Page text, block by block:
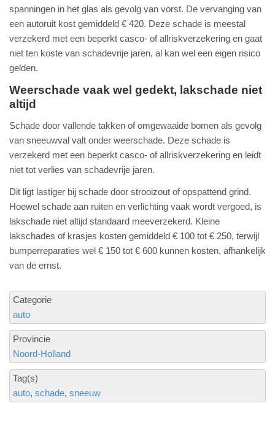
spanningen in het glas als gevolg van vorst. De vervanging van
een autoruit kost gemiddeld € 420. Deze schade is meestal
verzekerd met een beperkt casco- of allriskverzekering en gaat
niet ten koste van schadevrije jaren, al kan wel een eigen risico
gelden.
Weerschade vaak wel gedekt, lakschade niet
altijd
Schade door vallende takken of omgewaaide bomen als gevolg
van sneeuwval valt onder weerschade. Deze schade is
verzekerd met een beperkt casco- of allriskverzekering en leidt
niet tot verlies van schadevrije jaren.
Dit ligt lastiger bij schade door strooizout of opspattend grind.
Hoewel schade aan ruiten en verlichting vaak wordt vergoed, is
lakschade niet altijd standaard meeverzekerd. Kleine
lakschades of krasjes kosten gemiddeld € 100 tot € 250, terwijl
bumperreparaties wel € 150 tot € 600 kunnen kosten, afhankelijk
van de ernst.
Categorie
auto
Provincie
Noord-Holland
Tag(s)
auto schade sneeuw